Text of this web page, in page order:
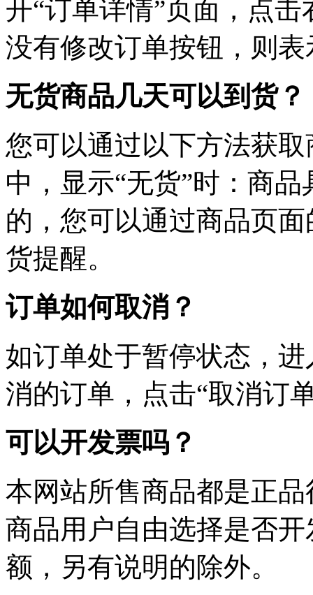
开“订单详情”页面，点
没有修改订单按钮，则
无货商品几天可以到货？
您可以通过以下方法获
中，显示“无货”时：商
的，您可以通过商品页
货提醒。
订单如何取消？
如订单处于暂停状态，
消的订单，点击“取消订
可以开发票吗？
本网站所售商品都是正
商品用户自由选择是否
额，另有说明的除外。